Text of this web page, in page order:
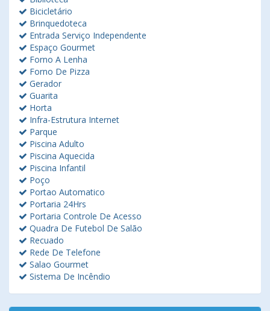
Bicicletário
Brinquedoteca
Entrada Serviço Independente
Espaço Gourmet
Forno A Lenha
Forno De Pizza
Gerador
Guarita
Horta
Infra-Estrutura Internet
Parque
Piscina Adulto
Piscina Aquecida
Piscina Infantil
Poço
Portao Automatico
Portaria 24Hrs
Portaria Controle De Acesso
Quadra De Futebol De Salão
Recuado
Rede De Telefone
Salao Gourmet
Sistema De Incêndio